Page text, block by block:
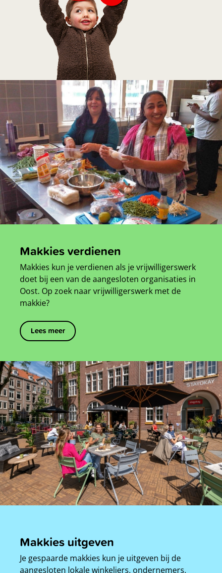
Makkies verdienen
Makkies kun je verdienen als je vrijwilligerswerk
doet bij een van de aangesloten organisaties in
Oost. Op zoek naar vrijwilligerswerk met de
makkie?
Lees meer
Makkies uitgeven
Je gespaarde makkies kun je uitgeven bij de
aangesloten lokale winkeliers, ondernemers,